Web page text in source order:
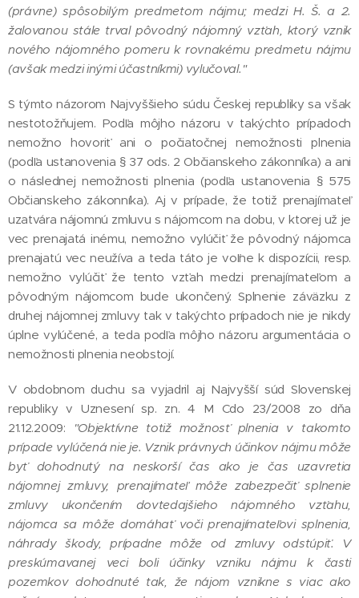
(právne) spôsobilým predmetom nájmu; medzi H. Š. a 2.
žalovanou stále trval pôvodný nájomný vzťah, ktorý vznik
nového nájomného pomeru k rovnakému predmetu nájmu
(avšak medzi inými účastníkmi) vylučoval."
S týmto názorom Najvyššieho súdu Českej republiky sa však
nestotožňujem. Podľa môjho názoru v takýchto prípadoch
nemožno hovoriť ani o počiatočnej nemožnosti plnenia
(podľa ustanovenia § 37 ods. 2 Občianskeho zákonníka) a ani
o následnej nemožnosti plnenia (podľa ustanovenia § 575
Občianskeho zákonníka). Aj v prípade, že totiž prenajímateľ
uzatvára nájomnú zmluvu s nájomcom na dobu, v ktorej už je
vec prenajatá inému, nemožno vylúčiť že pôvodný nájomca
prenajatú vec neužíva a teda táto je voľne k dispozícii, resp.
nemožno vylúčiť že tento vzťah medzi prenajímateľom a
pôvodným nájomcom bude ukončený. Splnenie záväzku z
druhej nájomnej zmluvy tak v takýchto prípadoch nie je nikdy
úplne vylúčené, a teda podľa môjho názoru argumentácia o
nemožnosti plnenia neobstojí.
V obdobnom duchu sa vyjadril aj Najvyšší súd Slovenskej
republiky v Uznesení sp. zn. 4 M Cdo 23/2008 zo dňa
21.12.2009:
"Objektívne totiž možnosť plnenia v takomto
prípade vylúčená nie je. Vznik právnych účinkov nájmu môže
byť dohodnutý na neskorší čas ako je čas uzavretia
nájomnej zmluvy, prenajímateľ môže zabezpečiť splnenie
zmluvy ukončením dovtedajšieho nájomného vzťahu,
nájomca sa môže domáhať voči prenajímateľovi splnenia,
náhrady škody, prípadne môže od zmluvy odstúpiť. V
preskúmavanej veci boli účinky vzniku nájmu k časti
pozemkov dohodnuté tak, že nájom vznikne s viac ako